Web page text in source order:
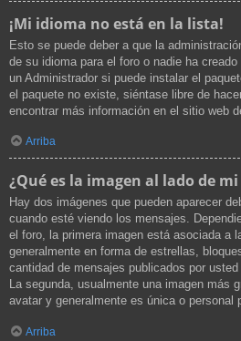
¡Mi idioma no está en la lista!
Esto se puede deber a que la
de su idioma para el foro o nadie ha
un Administrador si puede instalar el
el paquete no existe, siéntase libre de
encontrar más información en el sitio web
Arriba
¿Qué es la imagen al lado de
Hay dos imágenes que pueden aparecer
cuando esté viendo los mensajes.
el foro, la primera imagen está asociada a
generalmente en forma de estrellas,
cantidad de mensajes publicados por
La segunda, usualmente una imagen más
avatar y generalmente es única o personal
Arriba